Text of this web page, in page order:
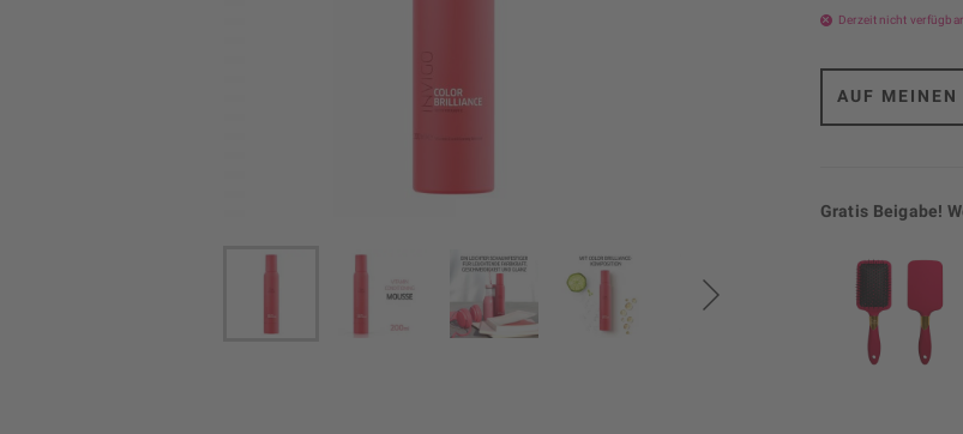
Derzeit nicht verfügbar
AUF MEINEN
Gratis Beigabe!